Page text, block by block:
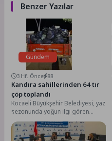
Benzer Yazılar
Gündem
3 Hf. Önce 88
Kandıra sahillerinden 64 tır
çöp toplandı
Kocaeli Büyükşehir Belediyesi, yaz
sezonunda yoğun ilgi gören
Kandıra sahillerinde temizlik
çalışmalarını aralıksız sürdürüyor.
1...